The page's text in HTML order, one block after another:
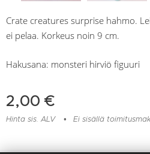
Crate creatures surprise hahmo.
ei pelaa. Korkeus noin 9 cm.
Hakusana: monsteri hirviö figuuri
2,00 €
Hinta sis. ALV Ei sisällä